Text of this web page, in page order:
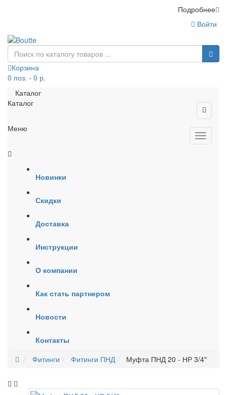
Подробнее
Войти
Корзина
0 поз. - 0 р.
Каталог
Каталог
Меню
Новинки
Скидки
Доставка
Инструкции
О компании
Как стать партнером
Новости
Контакты
Фитинги
Фитинги ПНД Муфта ПНД 20 - НР 3/4"